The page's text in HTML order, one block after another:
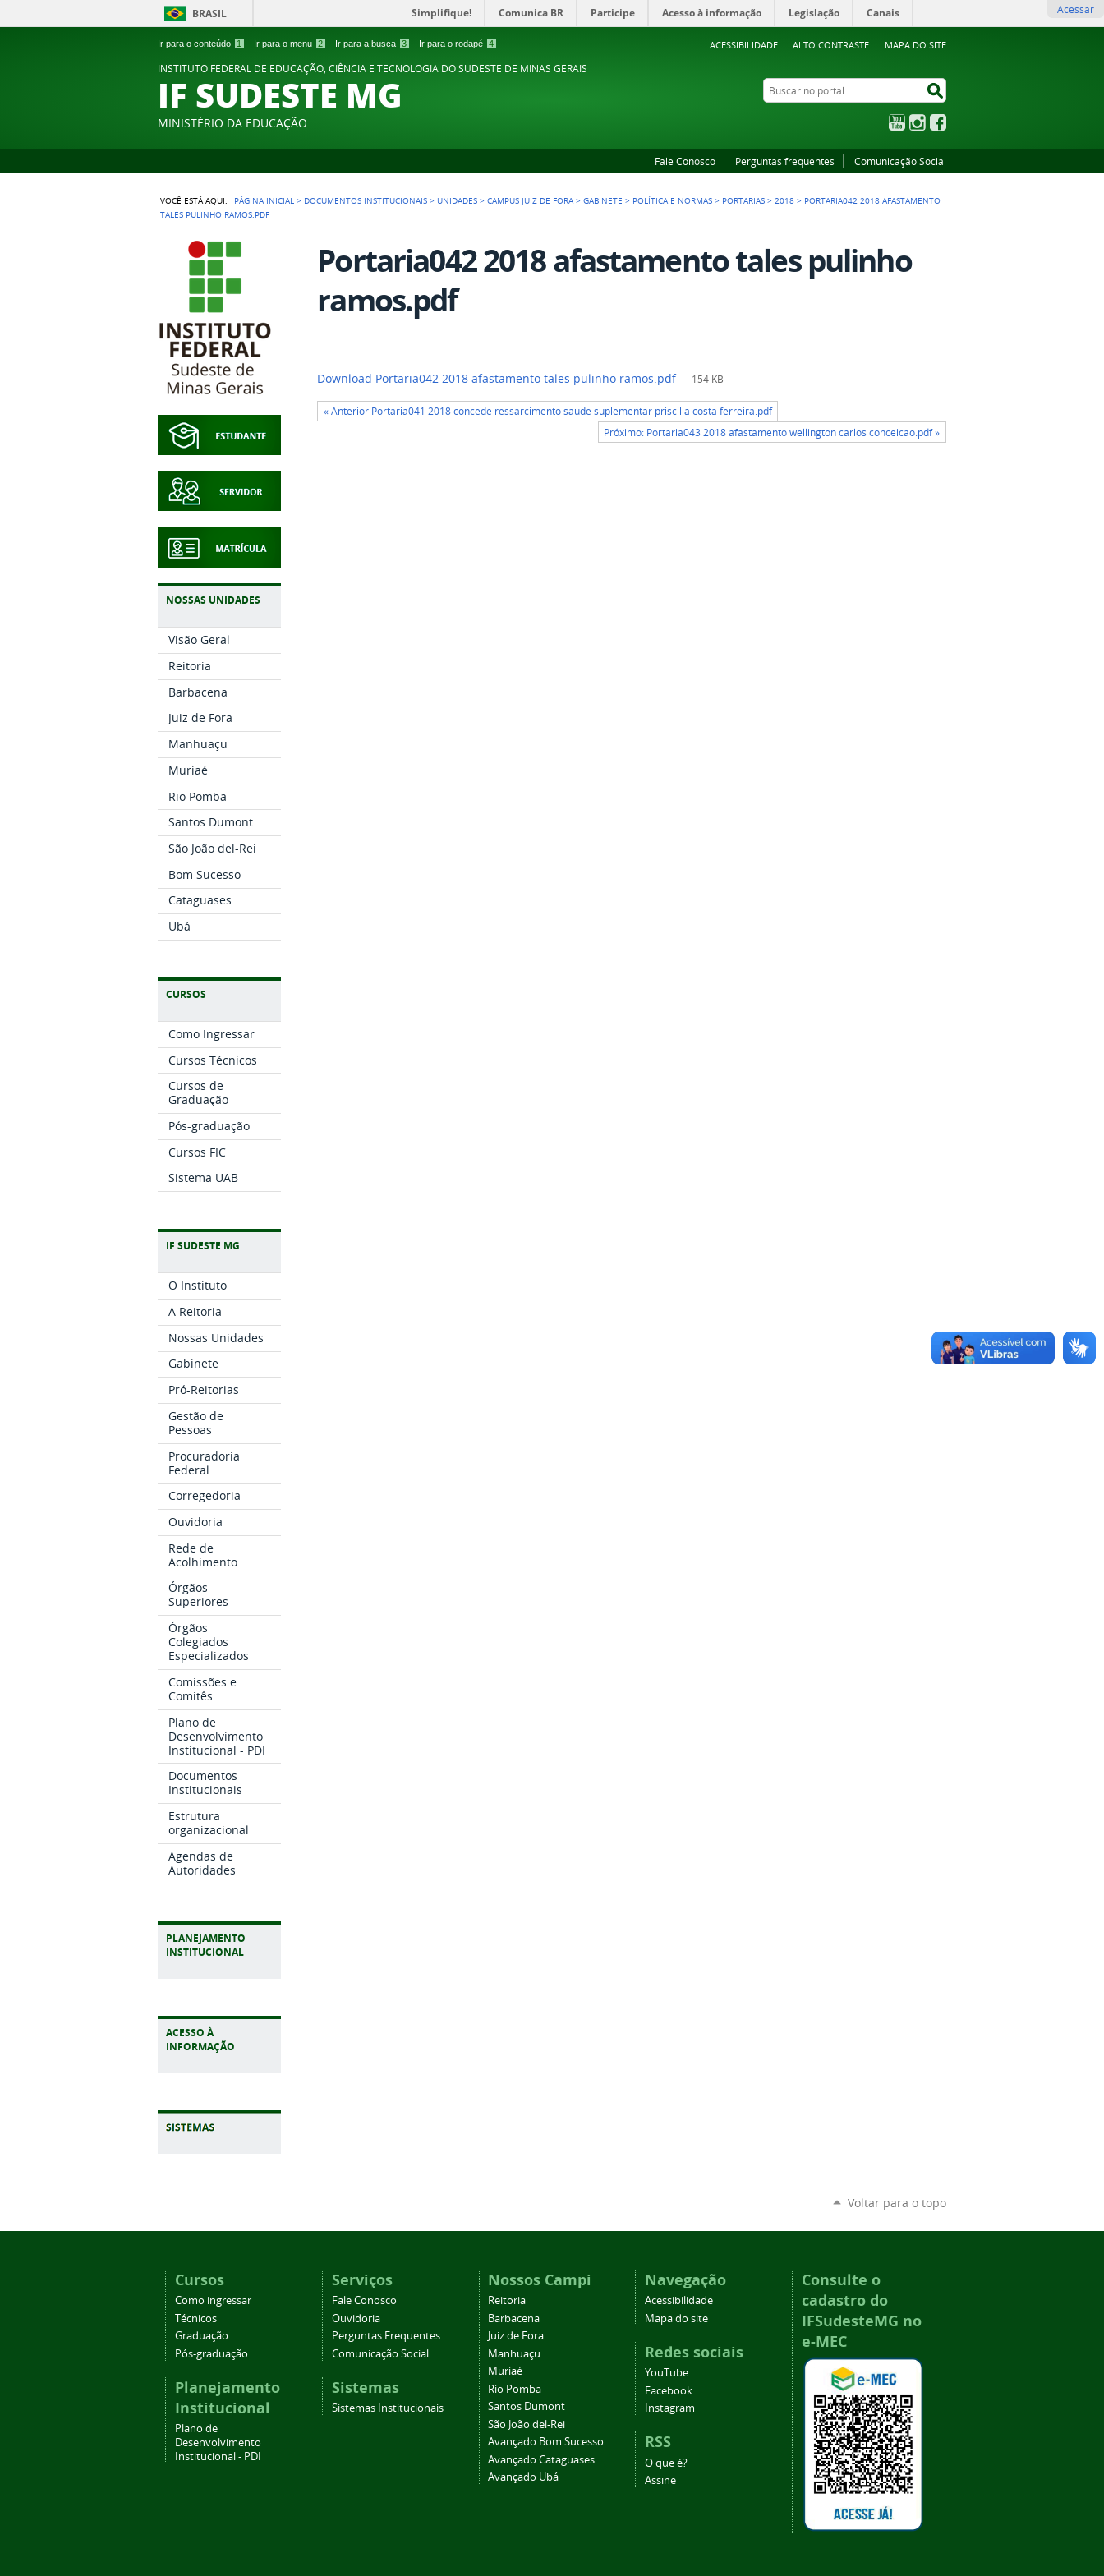
Ir para o conteúdo 1 Ir para o menu 2 Ir para a busca 3 Ir para o rodapé 4 ACESSIBILIDADE ALTO CONTRASTE MAPA DO SITE
BRASIL Simplifique! Comunica BR Participe Acesso à informação Legislação Canais Acessar
INSTITUTO FEDERAL DE EDUCAÇÃO, CIÊNCIA E TECNOLOGIA DO SUDESTE DE MINAS GERAIS
IF SUDESTE MG
MINISTÉRIO DA EDUCAÇÃO
Buscar no portal
YouTubeInstagram
Fale Conosco Perguntas frequentes Comunicação Social
VOCÊ ESTÁ AQUI: PÁGINA INICIAL > DOCUMENTOS INSTITUCIONAIS > UNIDADES >CAMPUS JUIZ DE FORA >GABINETE > POLÍTICA E NORMAS > PORTARIAS >2018 > PORTARIA042 2018 AFASTAMENTO
TALES PULINHO RAMOS.PDF
NOSSAS UNIDADES
Visão Geral
Reitoria
Barbacena
Juiz de Fora
Manhuaçu
Muriaé
Rio Pomba
Santos Dumont
São João del-Rei
Bom Sucesso
Cataguases
Ubá
CURSOS
Como Ingressar
Cursos Técnicos
Cursos de
Graduação
Pós-graduação
Cursos FIC
Sistema UAB
IF SUDESTE MG
O Instituto
A Reitoria
Nossas Unidades
Gabinete
Pró-Reitorias
Gestão de
Pessoas
Procuradoria
Federal
Corregedoria
Ouvidoria
Rede de
Acolhimento
Órgãos
Superiores
Órgãos
Colegiados
Especializados
Comissões e
Comitês
Plano de
Desenvolvimento
Institucional - PDI
Documentos
Institucionais
Estrutura
organizacional
Agendas de
Autoridades
PLANEJAMENTO
INSTITUCIONAL
ACESSO À
INFORMAÇÃO
Portaria042 2018 afastamento tales pulinho
ramos.pdf
Download Portaria042 2018 afastamento tales pulinho ramos.pdf— 154 KB
« Anterior Portaria041 2018 concede ressarcimento saude suplementar priscilla costa ferreira.pdf
Próximo: Portaria043 2018 afastamento wellington carlos conceicao.pdf »
Voltar para o topo
Cursos
Como ingressar
Técnicos
Graduação
Pós-graduação
Planejamento
Institucional
Plano de
Desenvolvimento
Institucional - PDI
Serviços
Fale Conosco
Ouvidoria
Perguntas Frequentes
Comunicação Social
Sistemas
Sistemas Institucionais
Nossos Campi
Reitoria
Barbacena
Juiz de Fora
Manhuaçu
Muriaé
Rio Pomba
Santos Dumont
São João del-Rei
Avançado Bom Sucesso
Avançado Cataguases
Avançado Ubá
Navegação
Acessibilidade
Mapa do site
Redes sociais
YouTube
Facebook
Instagram
RSS
O que é?
Assine
Consulte o
cadastro do
IFSudesteMG no
e-MEC